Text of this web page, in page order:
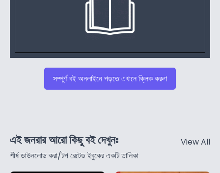
সম্পুর্ণ বই অনলাইনে পড়তে এখানে ক্লিক করুণ
এই জনরার আরো কিছু বই দেখুনঃ
শীর্ষ ডাউনলোড করা/টপ রেটেড ইবুকের একটি তালিকা
View All